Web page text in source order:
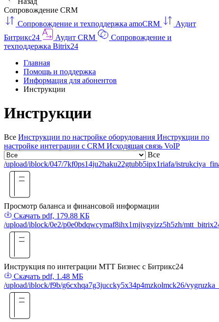
Сопровождение CRM
Сопровождение и техподдержка amoCRM
Аудит
Битрикс24
Аудит CRM
Сопровождение и
техподдержка Bitrix24
Главная
Помощь и поддержка
Информация для абонентов
Инструкции
Инструкции
Все Инструкции по настройке оборудования Инструкции по
настройке интеграции с CRM Исходящая связь VoIP
Все
/upload/iblock/047/7kf0ps14ju2haku22gtubb5ipx1riafa/
Просмотр баланса и финансовой информации
Скачать pdf, 179.88 КБ
/upload/iblock/0e2/p0e0bdqwcymaf8ihx1mjivgyizz5h5zh/
Инструкция по интеграции МТТ Бизнес с Битрикс24
Скачать pdf, 1.48 МБ
/upload/iblock/f9b/g6cxhqa7g3juccky5x34p4mzkolmck26/